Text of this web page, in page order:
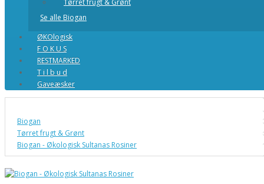
Tørret frugt & Grønt
Se alle Biogan
ØKOlogisk
F O K U S
RESTMARKED
T i l b u d
Gaveæsker
Biogan
Tørret frugt & Grønt
Biogan - Økologisk Sultanas Rosiner